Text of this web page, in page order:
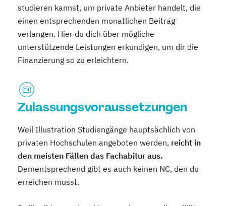
studieren kannst, um private Anbieter handelt, die
einen entsprechenden monatlichen Beitrag
verlangen. Hier du dich über mögliche
unterstützende Leistungen erkundigen, um dir die
Finanzierung so zu erleichtern.
Zulassungsvoraussetzungen
Weil Illustration Studiengänge hauptsächlich von
privaten Hochschulen angeboten werden, reicht in
den meisten Fällen das Fachabitur aus.
Dementsprechend gibt es auch keinen NC, den du
erreichen musst.